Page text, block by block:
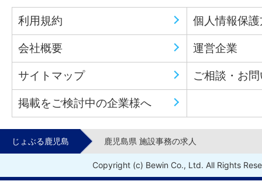
利用規約 個人情報保
会社概要 運営企業
サイトマップ ご相談・お
掲載をご検討中の企業様へ
じょぶる鹿児島 鹿児島県 施設事務の求人
Copyright (c) Bewin Co., Ltd. All Rights